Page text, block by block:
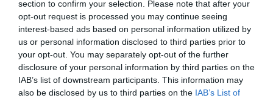
section to confirm your selection. Please note that after your
opt-out request is processed you may continue seeing
interest-based ads based on personal information utilized by
us or personal information disclosed to third parties prior to
your opt-out. You may separately opt-out of the further
disclosure of your personal information by third parties on the
IAB’s list of downstream participants. This information may
also be disclosed by us to third parties on the IAB’s List of
ΕΙΠΕΣ – ΦΕΡΡΗΣ ΘΟΔΩΡΗΣ